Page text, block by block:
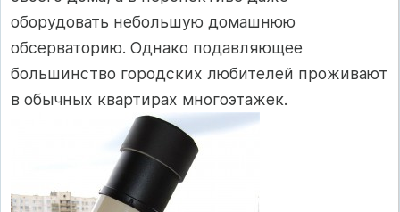
оборудовать небольшую домашнюю
обсерваторию. Однако подавляющее
большинство городских любителей проживают
в обычных квартирах многоэтажек.